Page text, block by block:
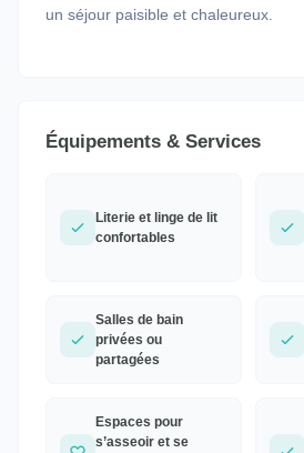
un séjour paisible et chaleureux.
Équipements & Services
Literie et linge de lit
confortables
Salles de bain
privées ou
partagées
Espaces pour
s’asseoir et se